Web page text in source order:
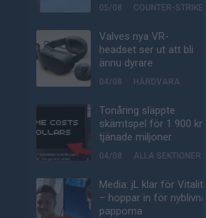
05/08 COUNTER-STRIKE
Valves nya VR-
headset ser ut att bli
ännu dyrare
04/08 HÅRDVARA
Tonåring släppte
skämtspel för 1 900 kr –
tjänade miljoner
04/08 ALLA SEKTIONER
Media: jL klar för Vitality
– hoppar in för nyblivna
papporna